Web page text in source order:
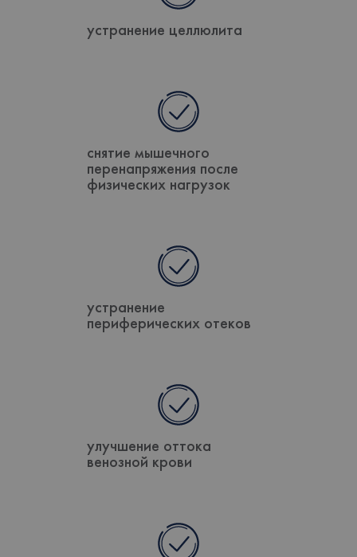
устранение целлюлита
снятие мышечного
перенапряжения после
физических нагрузок
устранение
периферических отеков
улучшение оттока
венозной крови